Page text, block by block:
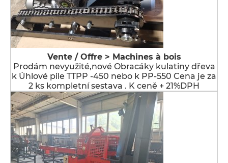
Vente / Offre > Machines à bois
Prodám nevyužité,nové Obracáky kulatiny dřeva
k Úhlové pile TTPP -450 nebo k PP-550 Cena je za
2 ks kompletní sestava . K ceně + 21%DPH